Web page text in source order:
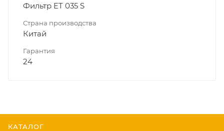
Фильтр ET 035 S
Страна производства
Китай
Гарантия
24
КАТАЛОГ